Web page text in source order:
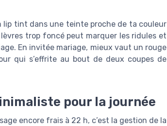
lip tint dans une teinte proche de ta couleur
trop foncé peut marquer les ridules et
En invitée mariage, mieux vaut un rouge
qui s’effrite au bout de deux coupes de
pour la journée
encore frais à 22 h, c’est la gestion de la